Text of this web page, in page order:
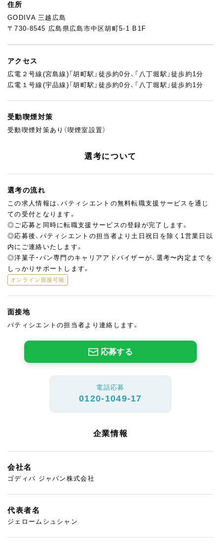
住所
GODIVA 三越広島
〒730-8545 広島県広島市中区胡町5-1 B1F
アクセス
広電２号線(宮島線)「胡町駅」徒歩約0分、「八丁堀駅」徒歩約1分
広電１号線(宇品線)「胡町駅」徒歩約0分、「八丁堀駅」徒歩約1分
受動喫煙対策
受動喫煙対策あり（喫煙室設置）
選考について
選考の流れ
この求人情報は、パティシエントの無料転職支援サービスを通じ
ての受付となります。
◎ご応募と同時に転職支援サービスの登録が完了します。
◎応募後、パティシエントの担当者より土日祝日を除く1営業日以
内にご連絡いたします。
◎洋菓子・パン専門のキャリアアドバイザーが、選考〜内定までを
しっかりサポートします。
オンライン面接可能
面接地
パティシエントの担当者より連絡します。
応募する
電話応募
0120-1049-17
企業情報
会社名
ゴディバ ジャパン株式会社
代表者名
ジェロームシュシャン